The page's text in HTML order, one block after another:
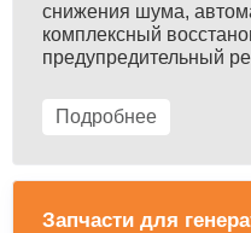
снижения шума,
комплексный
предупредительный
Подробнее
Запчасти для